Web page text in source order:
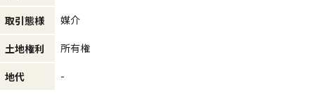
取引態様 媒介
土地権利 所有権
地代 -